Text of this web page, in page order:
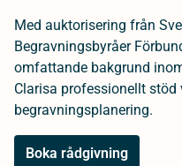
Med auktorisering från
Begravningsbyråer
omfattande bakgrund
Clarisa professionellt stöd
begravningsplanering.
Boka rådgivning